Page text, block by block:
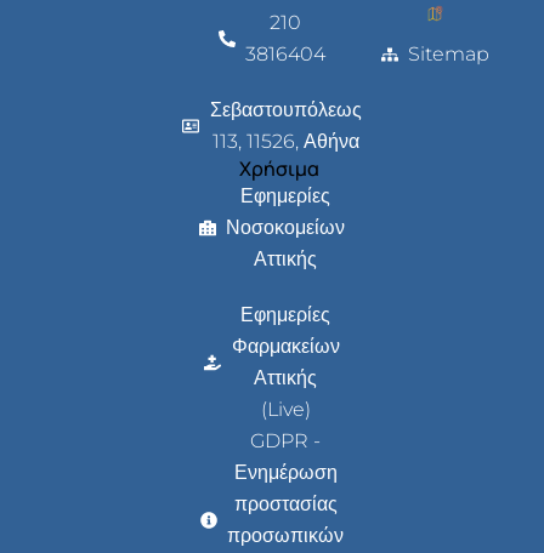
210
3816404
Σεβαστουπόλεως
113, 11526, Αθήνα
Χρήσιμα
Εφημερίες
Νοσοκομείων
Αττικής
Εφημερίες
Φαρμακείων
Αττικής
(Live)
GDPR -
Ενημέρωση
προστασίας
προσωπικών
Sitemap